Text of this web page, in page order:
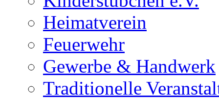
Heimatverein
Feuerwehr
Gewerbe & Handwerk
Traditionelle